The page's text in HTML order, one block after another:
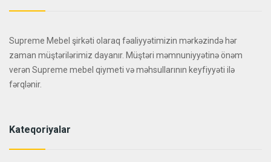
Supreme Mebel şirkəti olaraq fəaliyyətimizin mərkəzində hər
zaman müştərilərimiz dayanır. Müştəri məmnuniyyətinə önəm
verən Supreme mebel qiymeti və məhsullarının keyfiyyəti ilə
fərqlənir.
Kateqoriyalar